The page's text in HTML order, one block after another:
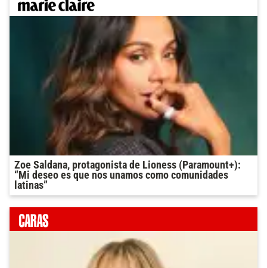
Zoe Saldana, protagonista de Lioness (Paramount+):
“Mi deseo es que nos unamos como comunidades
latinas”